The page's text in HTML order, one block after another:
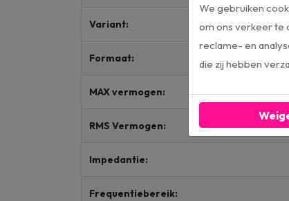
Variant:
Formaat:
MAX vermogen:
RMS Vermogen:
Impedantie:
Frequentiebereik:
We gebruiken
om ons verkeer te
reclame- en
die zij hebben